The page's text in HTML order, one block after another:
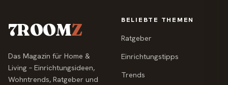
7ROOMZ
Das Magazin für Home &
Living – Einrichtungsideen,
Wohntrends, Ratgeber und
BELIEBTE THEMEN
Ratgeber
Einrichtungstipps
Trends